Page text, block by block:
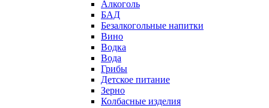
Алкоголь
БАД
Безалкогольные напитки
Вино
Водка
Вода
Грибы
Детское питание
Зерно
Колбасные изделия